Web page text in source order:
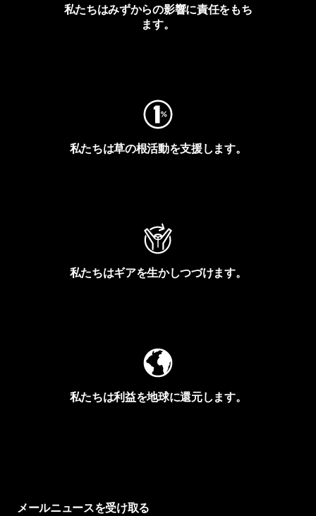
私たちはみずからの影響に責任をもち
ます。
私たちは草の根活動を支援します。
私たちはギアを生かしつづけます。
私たちは利益を地球に還元します。
メールニュースを受け取る